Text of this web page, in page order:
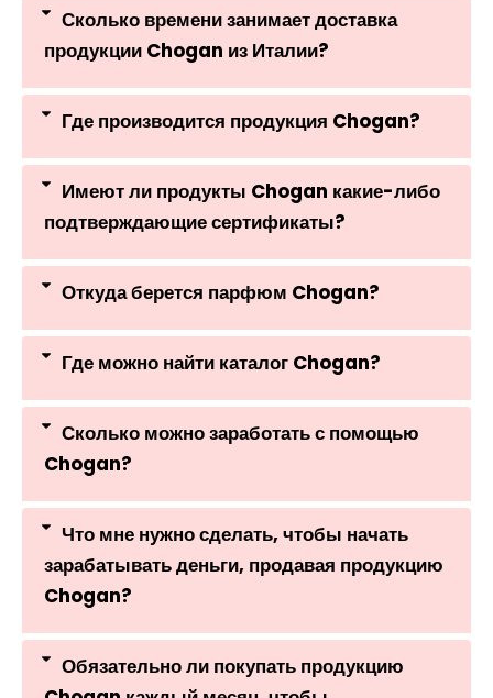
Сколько времени занимает доставка
продукции Chogan из Италии?
Где производится продукция Chogan?
Имеют ли продукты Chogan какие-либо
подтверждающие сертификаты?
Откуда берется парфюм Chogan?
Где можно найти каталог Chogan?
Сколько можно заработать с помощью
Chogan?
Что мне нужно сделать, чтобы начать
зарабатывать деньги, продавая продукцию
Chogan?
Обязательно ли покупать продукцию